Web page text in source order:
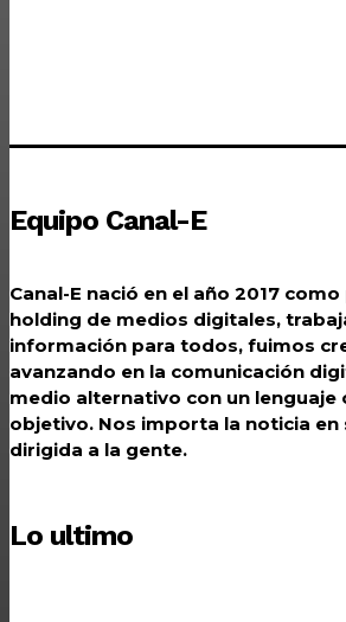
Equipo Canal-E
Canal-E nació en el año 2017
holding de medios digitales,
información para todos, fuimos
avanzando en la comunicación
medio alternativo con un lenguaje
objetivo. Nos importa la noticia
dirigida a la gente.
Lo ultimo